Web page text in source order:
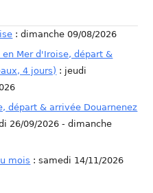
: dimanche 09/08/2026
Mer d'Iroise, départ &
4 jours) : jeudi
départ & arrivée Douarnenez
26/09/2026 - dimanche
mois : samedi 14/11/2026